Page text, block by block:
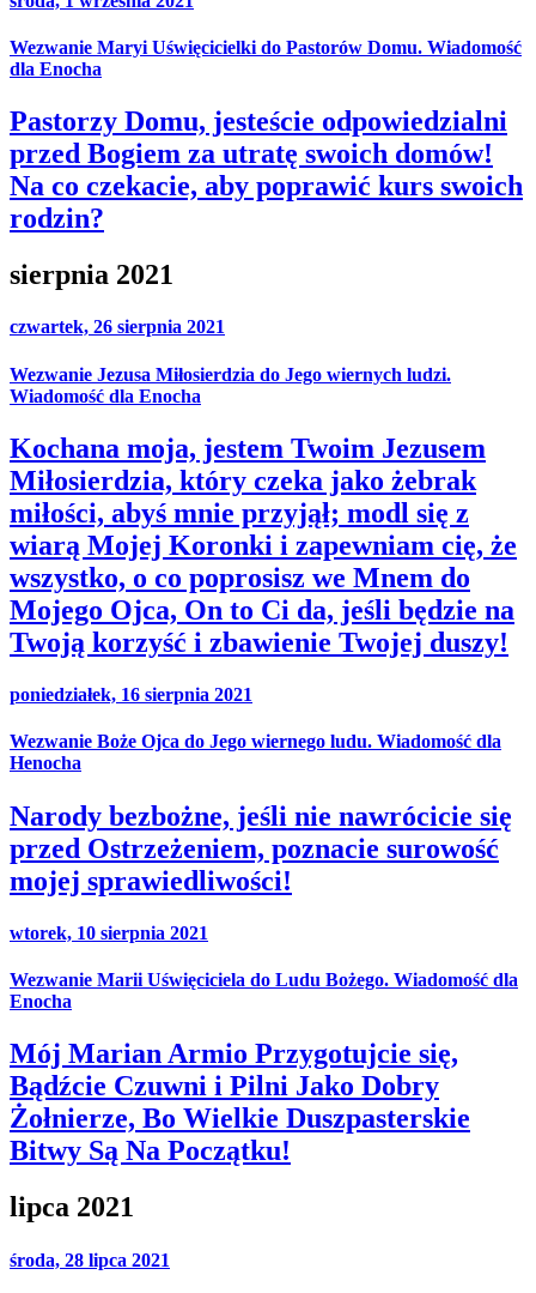
Wezwanie Maryi Uświęcicielki do Pastorów Domu. Wiadomość
dla Enocha
Pastorzy Domu, jesteście odpowiedzialni
przed Bogiem za utratę swoich domów!
Na co czekacie, aby poprawić kurs swoich
rodzin?
sierpnia 2021
czwartek, 26 sierpnia 2021
Wezwanie Jezusa Miłosierdzia do Jego wiernych ludzi.
Wiadomość dla Enocha
Kochana moja, jestem Twoim Jezusem
Miłosierdzia, który czeka jako żebrak
miłości, abyś mnie przyjął; modl się z
wiarą Mojej Koronki i zapewniam cię, że
wszystko, o co poprosisz we Mnem do
Mojego Ojca, On to Ci da, jeśli będzie na
Twoją korzyść i zbawienie Twojej duszy!
poniedziałek, 16 sierpnia 2021
Wezwanie Boże Ojca do Jego wiernego ludu. Wiadomość dla
Henocha
Narody bezbożne, jeśli nie nawrócicie się
przed Ostrzeżeniem, poznacie surowość
mojej sprawiedliwości!
wtorek, 10 sierpnia 2021
Wezwanie Marii Uświęciciela do Ludu Bożego. Wiadomość dla
Enocha
Mój Marian Armio Przygotujcie się,
Bądźcie Czuwni i Pilni Jako Dobry
Żołnierze, Bo Wielkie Duszpasterskie
Bitwy Są Na Początku!
lipca 2021
środa, 28 lipca 2021